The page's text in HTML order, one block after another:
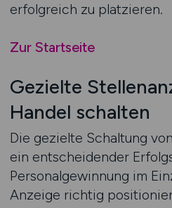
erfolgreich zu platzieren.
Zur Startseite
Gezielte
Handel schalten
Die gezielte Schaltung
ein entscheidender
Personalgewinnung im
Anzeige richtig